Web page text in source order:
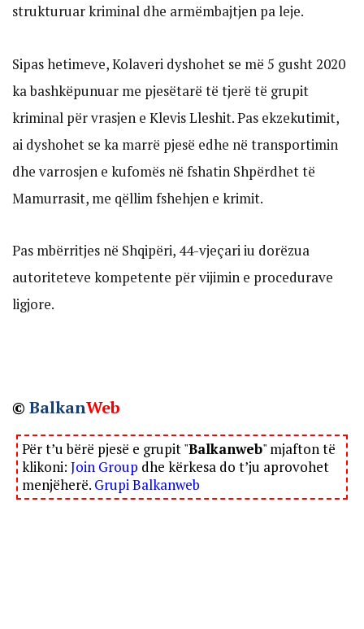
strukturuar kriminal dhe armëmbajtjen pa leje.
Sipas hetimeve, Kolaveri dyshohet se më 5 gusht 2020
ka bashkëpunuar me pjesëtarë të tjerë të grupit
kriminal për vrasjen e Klevis Lleshit. Pas ekzekutimit,
ai dyshohet se ka marrë pjesë edhe në transportimin
dhe varrosjen e kufomës në fshatin Shpërdhet të
Mamurrasit, me qëllim fshehjen e krimit.
Pas mbërritjes në Shqipëri, 44-vjeçari iu dorëzua
autoriteteve kompetente për vijimin e procedurave
ligjore.
© BalkanWeb
Për t’u bërë pjesë e grupit "Balkanweb" mjafton të
klikoni: Join Group dhe kërkesa do t’ju aprovohet
menjëherë. Grupi Balkanweb